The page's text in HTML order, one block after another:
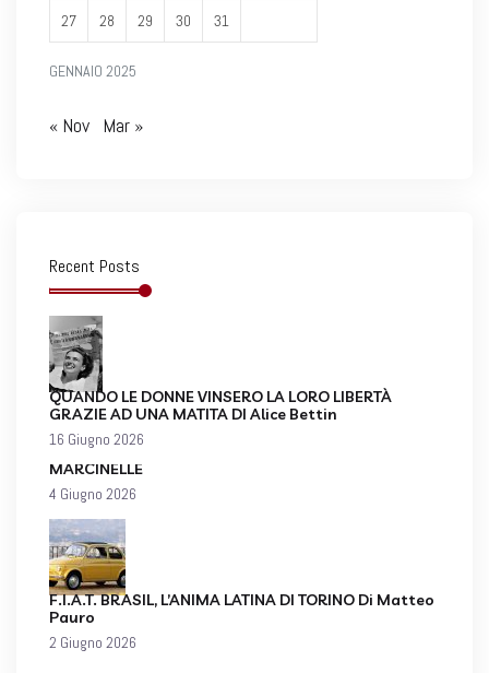
GENNAIO 2025
27 28 29 30 31
« Nov Mar »
Recent Posts
QUANDO LE DONNE VINSERO LA LORO LIBERTÀ
GRAZIE AD UNA MATITA DI Alice Bettin
16 Giugno 2026
MARCINELLE
4 Giugno 2026
F.I.A.T. BRASIL, L’ANIMA LATINA DI TORINO Di Matteo
Pauro
2 Giugno 2026